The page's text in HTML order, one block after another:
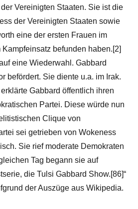
Vereinigten Staaten. Sie ist die
der Vereinigten Staaten sowie
eine der ersten Frauen im
befunden haben.[2]
eine Wiederwahl. Gabbard
befördert. Sie diente u.a. im Irak.
Gabbard öffentlich ihren
Partei. Diese würde nun
Clique von
sei getrieben von Wokeness
Sie rief moderate Demokraten
Tag begann sie auf
die Tulsi Gabbard Show.[86]“
der Auszüge aus Wikipedia.